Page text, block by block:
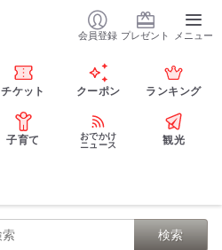
会員登録 プレゼント メニュー
チケット クーポン ランキング
子育て
おでかけ
ニュース
観光